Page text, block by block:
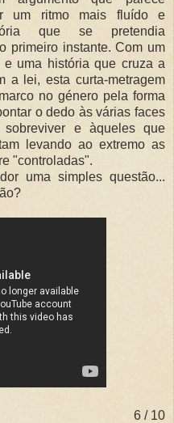
um ritmo mais fluído e
que se pretendia
primeiro instante. Com um
uma história que cruza a
a lei, esta curta-metragem
no género pela forma
o dedo às várias faces
e àqueles que
levando ao extremo as
"controladas".
uma simples questão...
6 / 10